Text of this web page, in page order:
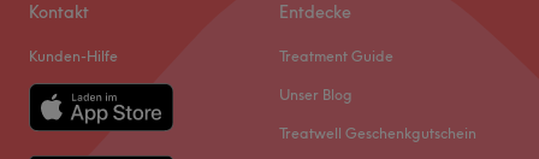
Kontakt
Kunden-Hilfe
Entdecke
Treatment Guide
Unser Blog
Treatwell Geschenkgutschein